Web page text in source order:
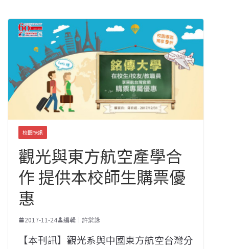
校園快訊
觀光與東方航空產學合
作 提供本校師生購票優
惠
2017-11-24 編輯｜許棠詠
【本刊訊】觀光系與中國東方航空台灣分